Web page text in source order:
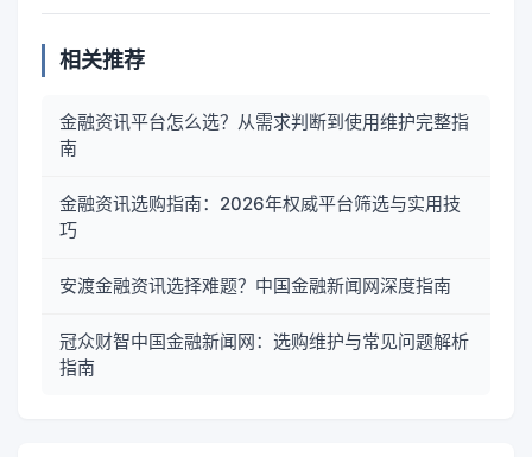
相关推荐
金融资讯平台怎么选？从需求判断到使用维护完整指
南
金融资讯选购指南：2026年权威平台筛选与实用技
巧
安渡金融资讯选择难题？中国金融新闻网深度指南
冠众财智中国金融新闻网：选购维护与常见问题解析
指南